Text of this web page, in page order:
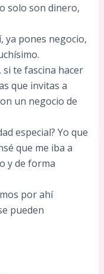
solo son dinero,
ya pones negocio,
te fascina hacer
que invitas a
un negocio de
especial? Yo que
que me iba a
y de forma
por ahí
pueden